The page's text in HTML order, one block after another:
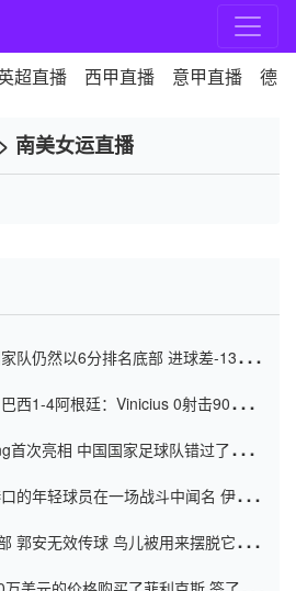
超直播 西甲直播 意甲直播 德
> 南美女运直播
队仍然以6分排名底部 进球差-13令人
西1-4阿根廷：Vinicius 0射击90分钟
首次亮相 中国国家足球队错过了世界
的年轻球员在一场战斗中闻名 伊万放
郭安无效传球 鸟儿被用来摆脱它